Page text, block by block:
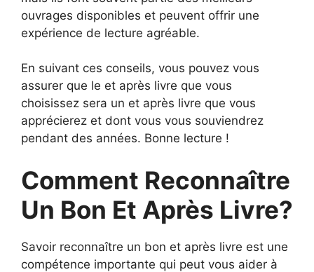
ouvrages disponibles et peuvent offrir une
expérience de lecture agréable.
En suivant ces conseils, vous pouvez vous
assurer que le et après livre que vous
choisissez sera un et après livre que vous
apprécierez et dont vous vous souviendrez
pendant des années. Bonne lecture !
Comment Reconnaître
Un Bon Et Après Livre?
Savoir reconnaître un bon et après livre est une
compétence importante qui peut vous aider à